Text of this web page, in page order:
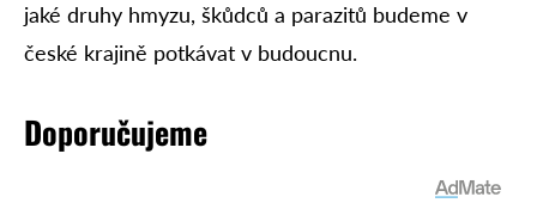
jaké druhy hmyzu, škůdců a parazitů budeme v
české krajině potkávat v budoucnu.
Doporučujeme